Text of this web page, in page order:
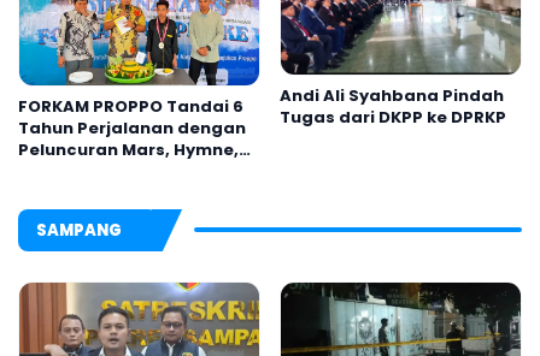
FORKAM PROPPO Tandai 6
Tahun Perjalanan dengan
Peluncuran Mars, Hymne,
Andi Ali Syahbana Pindah
Tugas dari DKPP ke DPRKP
SAMPANG